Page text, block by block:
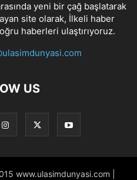
yeni bir çağ başlatarak
site olarak, İlkeli haber
haberleri ulaştırıyoruz.
US
www.ulasimdunyasi.com |